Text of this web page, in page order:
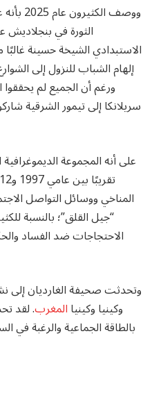
ووصف
الاستبدادي الشيخة حسينة
إلهام الشباب للنزول إلى
ورغم أن الجميع لم يحققوا
سريلانكا إلى تيمور الشرقية
المناخي ووسائل التواصل
“جيل القلق”؛ بالنسبة
الاحتجاجات ضد الفساد
وتحدثت صحيفة الغارديان إلى
وكينيا وكينياالمغرب. لقد
بالطاقة الجماعية والرغبة في